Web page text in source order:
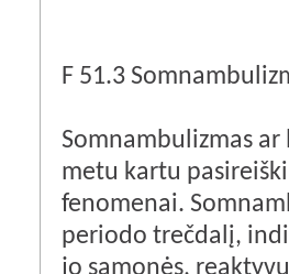
F 51.3
Somnambulizmas
metu kartu
fenomenai.
periodo trečdalį,
jo sąmonės,